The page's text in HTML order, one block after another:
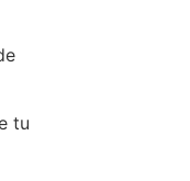
tu